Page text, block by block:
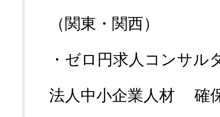
（関東・関西）
・ゼロ円求人コンサル
法人中小企業人材 確